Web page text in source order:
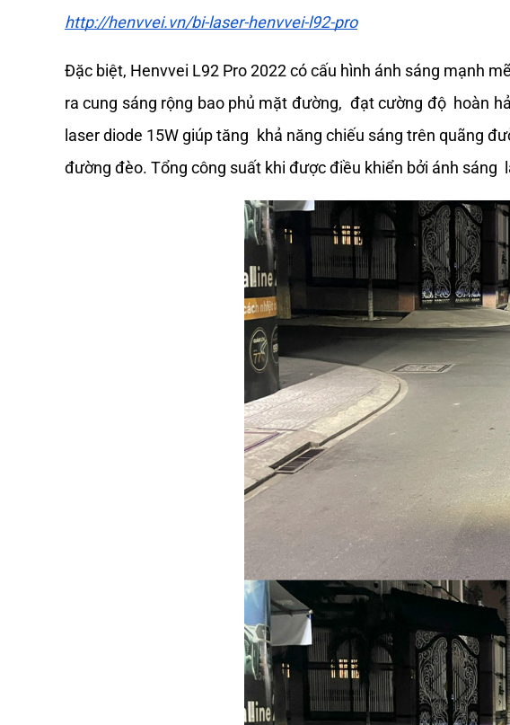
http://henvvei.vn/bi-laser-henvvei-l92-pro
Đặc biệt, Henvvei L92 Pro 2022 có cấu hình ánh sáng mạnh
ra cung sáng rộng bao phủ mặt đường,  đạt cường độ  hoàn
laser diode 15W giúp tăng  khả năng chiếu sáng trên quãng
đường đèo. Tổng công suất khi được điều khiển bởi ánh sáng